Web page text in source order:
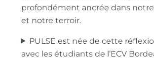
profondément ancrée dans notre
et notre terroir.
PULSE est née de cette
avec les étudiants de l’ECV